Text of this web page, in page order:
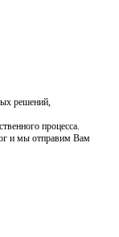
решений,
процесса.
и мы отправим Вам